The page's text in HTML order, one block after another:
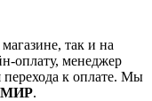
так и на
оплату, менеджер
перехода к оплате. Мы
МИР.